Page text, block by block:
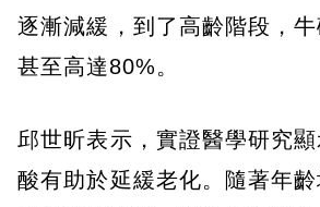
逐漸減緩，到了高齡階段，
甚至高達80%。
邱世昕表示，實證醫學研究
酸有助於延緩老化。隨著年